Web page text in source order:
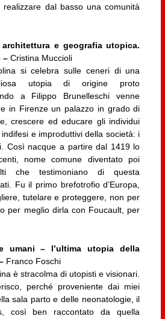
realizzare dal basso una comunità
architettura e geografiautopica.
–Cristina Muccioli
si celebra sulle ceneri di una
utopia di origine proto
a Filippo Brunelleschi venne
in Firenze un palazzo in grado di
crescere ed educare gli individui
e improduttivi della società: i
Così nacque a partire dal 1419 lo
nome comune diventato poi
che testimoniano di questa
Fu il primo brefotrofio d’Europa,
tutelare e proteggere, non per
per meglio dirla con Foucault, per
umani – l’ultima utopia della
Franco Foschi
è stracolma di utopisti e visionari.
perché proveniente dai miei
sala parto e delle neonatologie, il
così ben raccontato da quella